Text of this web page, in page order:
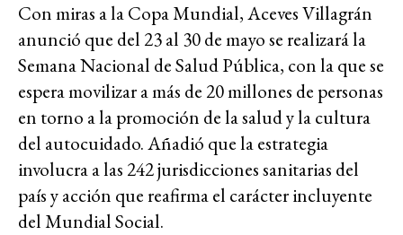
Con miras a la Copa Mundial, Aceves Villagrán
anunció que del 23 al 30 de mayo se realizará la
Semana Nacional de Salud Pública, con la que se
espera movilizar a más de 20 millones de personas
en torno a la promoción de la salud y la cultura
del autocuidado. Añadió que la estrategia
involucra a las 242 jurisdicciones sanitarias del
país y acción que reafirma el carácter incluyente
del Mundial Social.